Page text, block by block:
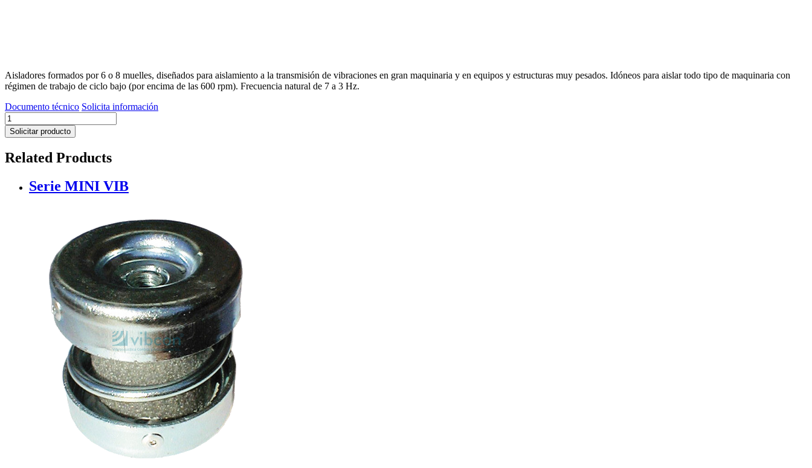
Aisladores formados por 6 o 8 muelles, diseñados para aislamiento a la transmisión de vibraciones en gran maquinaria y en equipos y estructuras muy pesados. Idóneos para aislar todo tipo de maquinaria con
régimen de trabajo de ciclo bajo (por encima de las 600 rpm). Frecuencia natural de 7 a 3 Hz.
Documento técnico Solicita información
Serie
VIB
80.000
Solicitar producto
Related Products
Serie MINI VIB